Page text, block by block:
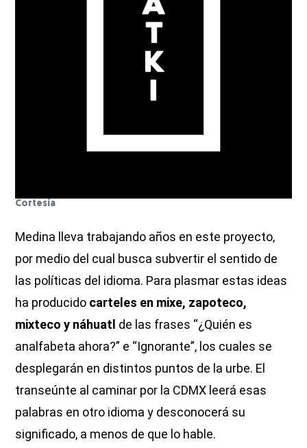
Cortesía
Medina lleva trabajando años en este proyecto,
por medio del cual busca subvertir el sentido de
las políticas del idioma. Para plasmar estas ideas
ha producido carteles en mixe, zapoteco,
mixteco y náhuatl de las frases “¿Quién es
analfabeta ahora?” e “Ignorante”, los cuales se
desplegarán en distintos puntos de la urbe. El
transeúnte al caminar por la CDMX leerá esas
palabras en otro idioma y desconocerá su
significado, a menos de que lo hable.